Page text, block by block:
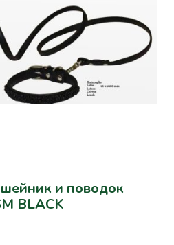
и поводок
BLACK